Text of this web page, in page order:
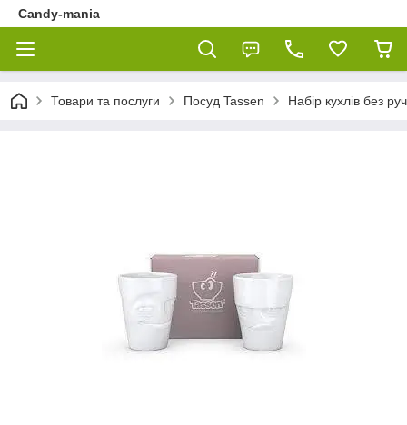
Candy-mania
Товари та послуги Посуд Tassen Набір кухлів без